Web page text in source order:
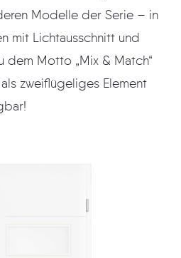
und
Motto „Mix & Match“
zweiflügeliges Element